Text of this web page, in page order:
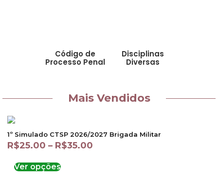
Código de
Processo Penal
Disciplinas
Diversas
Mais Vendidos
1º Simulado CTSP 2026/2027 Brigada Militar
R$25.00 – R$35.00
Ver opções